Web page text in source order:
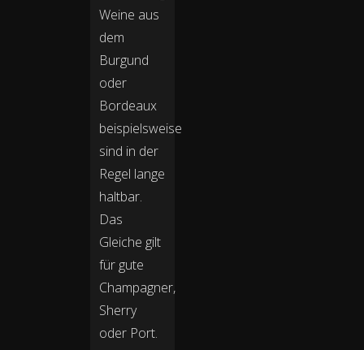
Weine aus
dem
Burgund
oder
Bordeaux
beispielsweise
sind in der
Regel lange
haltbar.
Das
Gleiche gilt
für gute
Champagner,
Sherry
oder Port.